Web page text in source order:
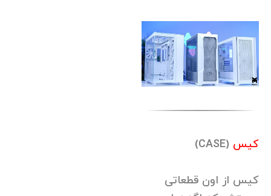
کیس (CASE)
کیس از اون قطعاتی